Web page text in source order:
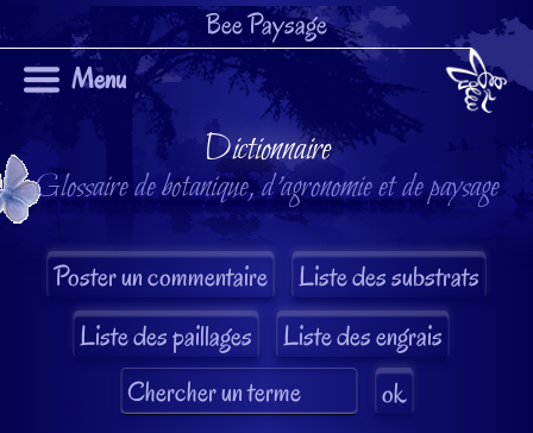
Bee Paysage
Menu
Dictionnaire
Glossaire de botanique, d'agronomie et de paysage
Liste des substrats
Liste des paillages
Liste des engrais